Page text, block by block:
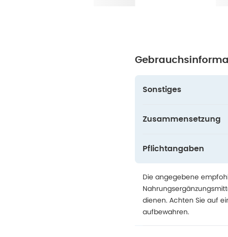
Sonstiges
Zusammensetzung
Pflichtangaben
Die angegebene
dienen. Achten Sie auf
aufbewahren.